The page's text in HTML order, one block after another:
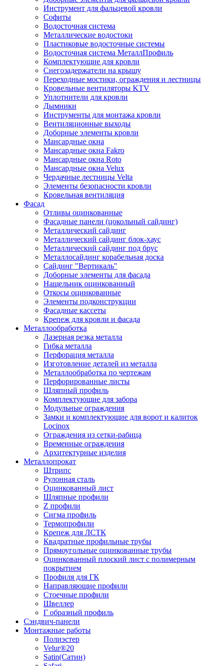
Инструмент для фальцевой кровли
Софиты
Водосточная система
Металлические водостоки
Пластиковые водосточные системы
Водосточная система МеталлПрофиль
Комплектующие для кровли
Снегозадержатели на крышу
Переходные мостики, ограждения и лестницы
Кровельные вентиляторы KTV
Уплотнители для кровли
Дымники
Инструменты для монтажа кровли
Вентиляционные выходы
Доборные элементы кровли
Мансардные окна
Мансардные окна Fakro
Мансардные окна Roto
Мансардные окна Velux
Чердачные лестницы Velta
Элементы безопасности кровли
Кровельная вентиляция
Фасад
Отливы оцинкованные
Фасадные панели (цокольный сайдинг)
Металлический сайдинг
Металлический сайдинг блок-хаус
Металлический сайдинг под брус
Металлосайдинг корабельная доска
Сайдинг "Вертикаль"
Доборные элементы для фасада
Нащельник оцинкованный
Откосы оцинкованные
Элементы подконструкции
Фасадные кассеты
Крепеж для кровли и фасада
Металлообработка
Лазерная резка металла
Гибка металла
Перфорация металла
Изготовление деталей из металла
Металлообработка по чертежам
Перфорированные листы
Шляпный профиль
Комплектующие для забора
Модульные ограждения
Замки и комплектующие для ворот и калиток
Locinox
Ограждения из сетки-рабица
Временные ограждения
Архитектурные изделия
Металлопрокат
Штрипс
Рулонная сталь
Оцинкованный лист
Шляпные профили
Z профили
Сигма профиль
Термопрофили
Крепеж для ЛСТК
Квадратные профильные трубы
Прямоугольные оцинкованные трубы
Оцинкованный плоский лист с полимерным
покрытием
Профиля для ГК
Направляющие профили
Стоечные профили
Швеллер
Г образный профиль
Сэндвич-панели
Монтажные работы
Полиэстер
Velur®20
Satin(Сатин)